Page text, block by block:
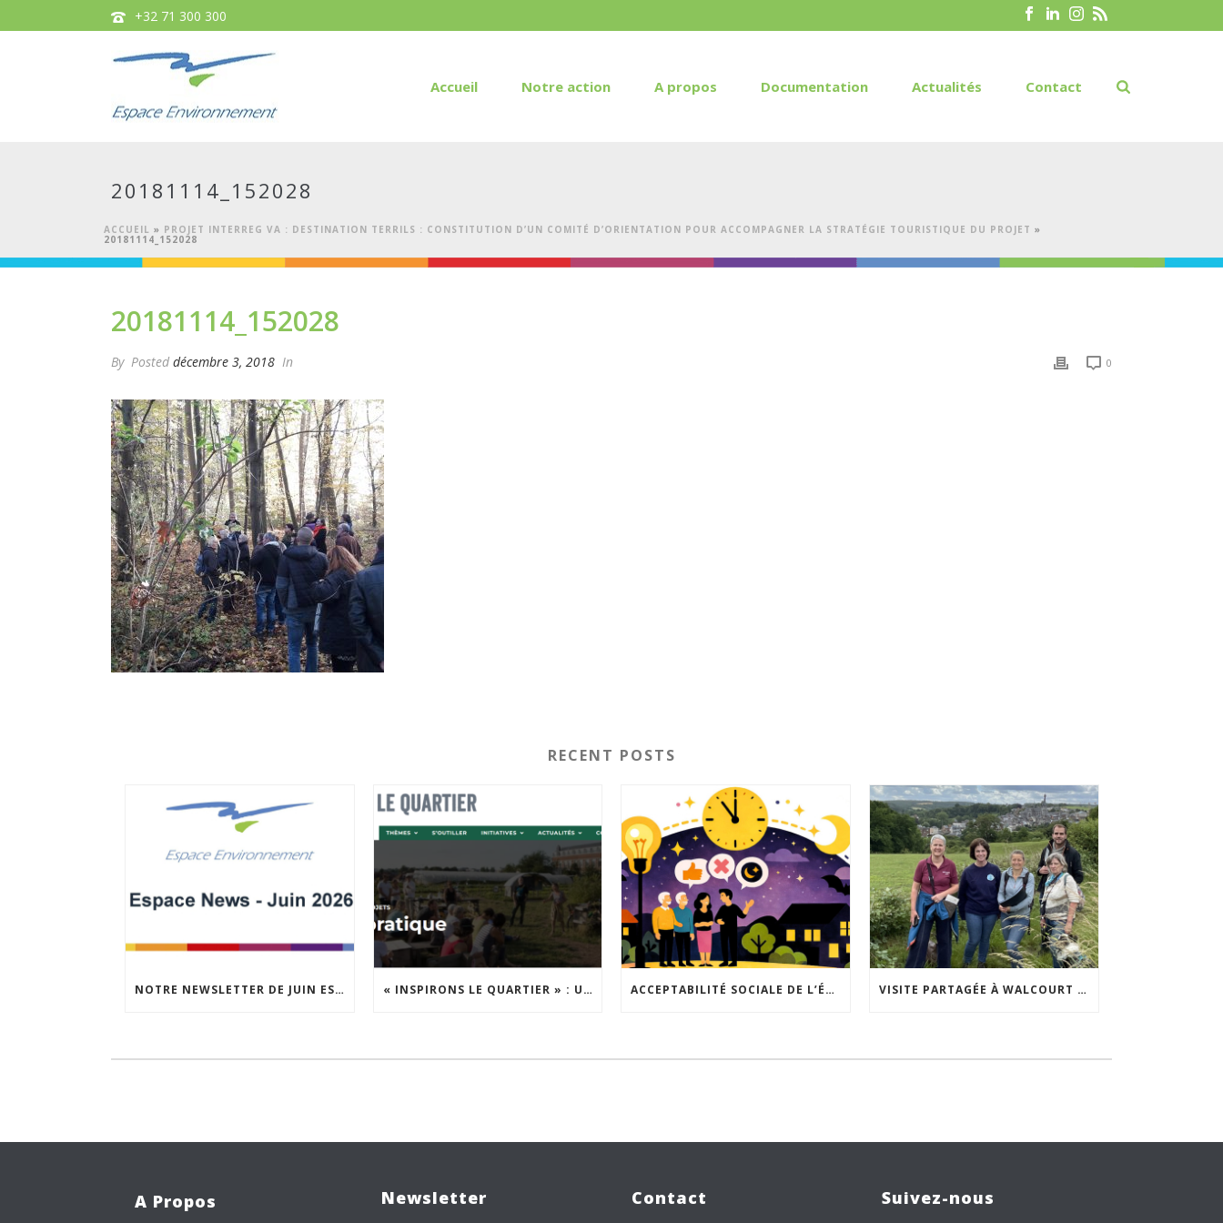
+32 71 300 300
Accueil Notre action A propos Documentation Actualités Contact
20181114_152028
ACCUEIL » PROJET INTERREG VA : DESTINATION TERRILS : CONSTITUTION D’UN COMITÉ D’ORIENTATION POUR ACCOMPAGNER LA STRATÉGIE TOURISTIQUE DU PROJET »
20181114_152028
20181114_152028
By Posted décembre 3, 2018 In 0
RECENT POSTS
NOTRE NEWSLETTER DE JUIN EST EN LIGNE ! « INSPIRONS LE QUARTIER » : UN NOUVEL APPEL À PROJETS EST LANCÉ ! ACCEPTABILITÉ SOCIALE DE L’ÉCLAIRAGE NOCTURNE : LE REPLAY EST DISPONIBLE VISITE PARTAGÉE À WALCOURT : UNE DÉMARCHE PARTICIPATIVE ANIMÉE PAR ESPACE ENVIRONNEMENT
A Propos Newsletter Contact Suivez-nous